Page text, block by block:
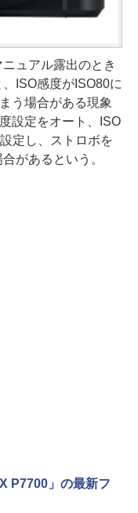
ュアル露出のとき
ISO感度がISO80に
う場合がある現象
設定をオート、ISO
定し、ストロボを
があるという。
P7700」の最新フ